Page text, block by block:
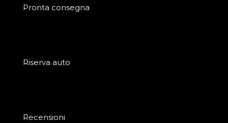
Pronta consegna
Riserva auto
Recensioni